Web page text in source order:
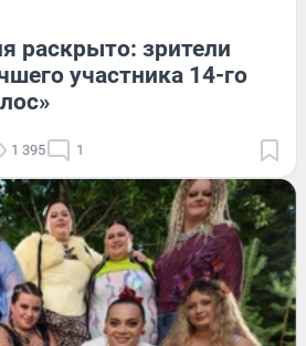
раскрыто: зрители
участника 14-го
1 395 1